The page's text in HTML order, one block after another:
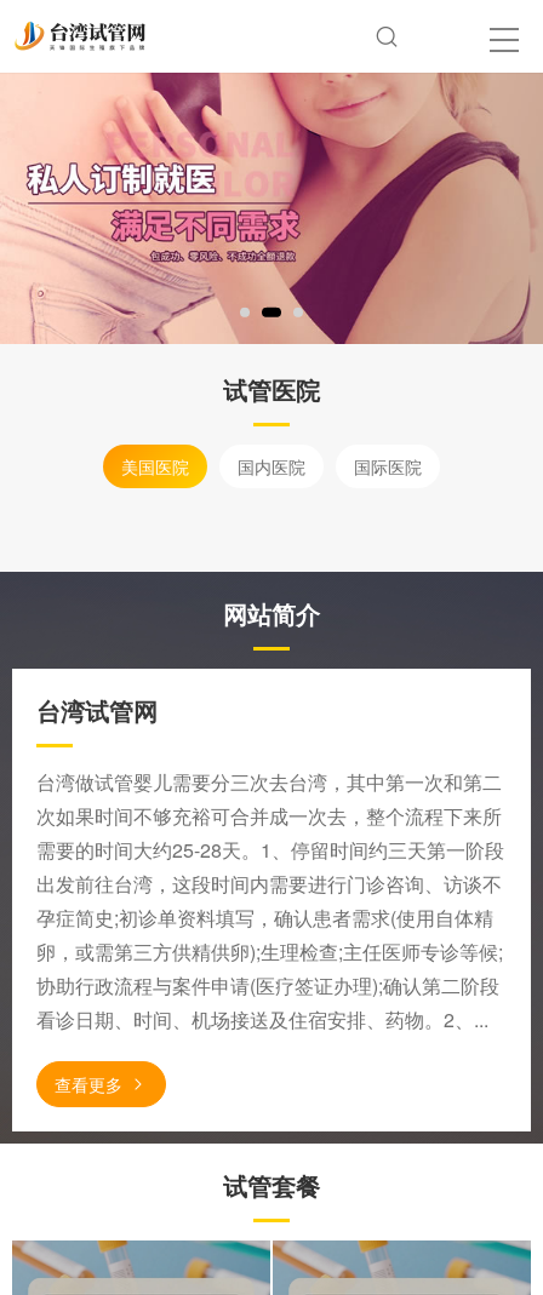
试管医院
美国医院 国内医院 国际医院
网站简介
台湾试管网
台湾做试管婴儿需要分三次去台湾，其中第一次和第二
次如果时间不够充裕可合并成一次去，整个流程下来所
需要的时间大约25-28天。1、停留时间约三天第一阶段
出发前往台湾，这段时间内需要进行门诊咨询、访谈不
孕症简史;初诊单资料填写，确认患者需求(使用自体精
卵，或需第三方供精供卵);生理检查;主任医师专诊等候;
协助行政流程与案件申请(医疗签证办理);确认第二阶段
看诊日期、时间、机场接送及住宿安排、药物。2、...
查看更多
试管套餐